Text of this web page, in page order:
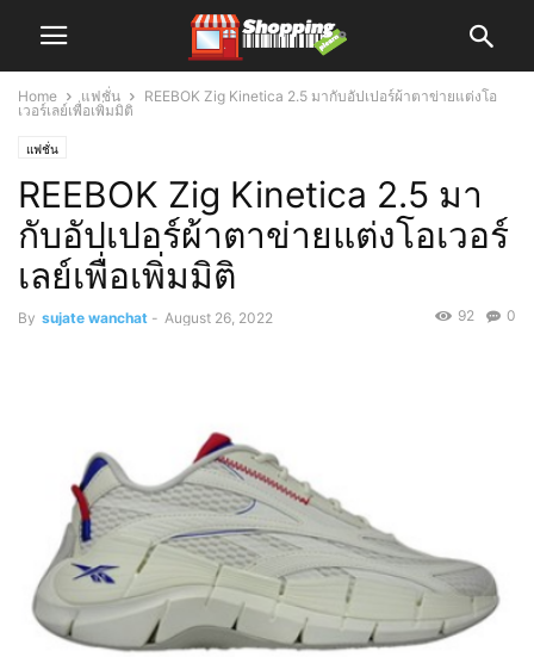
Home แฟชั่น
REEBOK Zig Kinetica 2.5 มากับอัปเปอร์ผ้าตาข่ายแต่งโอ
เวอร์เลย์เพื่อเพิ่มมิติ
แฟชั่น
REEBOK Zig Kinetica 2.5 มา
กับอัปเปอร์ผ้าตาข่ายแต่งโอเวอร์
เลย์เพื่อเพิ่มมิติ
By sujate wanchat - August 26, 2022 0
92